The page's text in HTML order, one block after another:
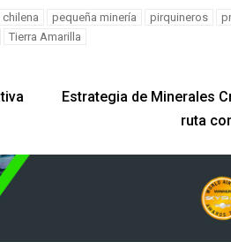
pequeña minería pirquineros
Tierra Amarilla
Estrategia de Minerales
ruta